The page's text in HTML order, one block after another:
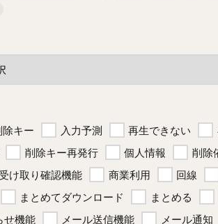
除キー 入力予測 再生できない
削除キー再発行 個人情報 削除
受け取り確認機能 商業利用 回線
まとめてダウンロード まとめる
せ機能
メール送信機能 メール通知